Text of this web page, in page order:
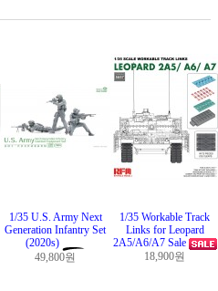
1/35 U.S. Army Next
Generation Infantry Set
(2020s)
49,800원
1/35 Workable Track
Links for Leopard
2A5/A6/A7 Sale
18,900원